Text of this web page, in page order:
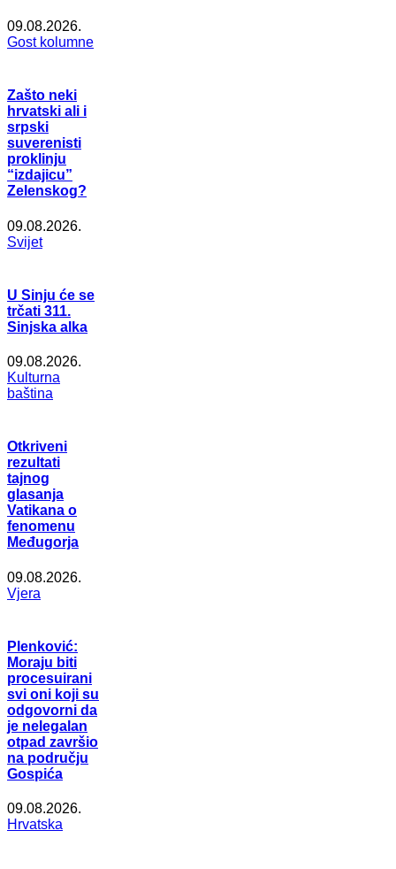
09.08.2026.
Gost kolumne
Zašto neki
hrvatski ali i
srpski
suverenisti
proklinju
“izdajicu”
Zelenskog?
09.08.2026.
Svijet
U Sinju će se
trčati 311.
Sinjska alka
09.08.2026.
Kulturna
baština
Otkriveni
rezultati
tajnog
glasanja
Vatikana o
fenomenu
Međugorja
09.08.2026.
Vjera
Plenković:
Moraju biti
procesuirani
svi oni koji su
odgovorni da
je nelegalan
otpad završio
na području
Gospića
09.08.2026.
Hrvatska